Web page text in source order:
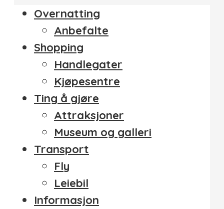
Overnatting
Anbefalte
Shopping
Handlegater
Kjøpesentre
Ting å gjøre
Attraksjoner
Museum og galleri
Transport
Fly
Leiebil
Informasjon